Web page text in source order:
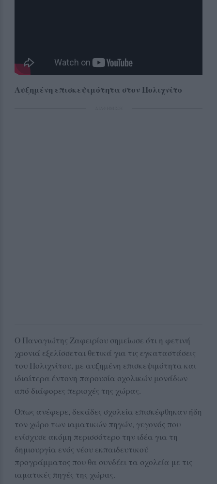
Αυξημένη επισκεψιμότητα στον Πολιχνίτο
Ο Παναγιώτης Ζαφειρίου σημείωσε ότι η φετινή
χρονιά εξελίσσεται θετικά για τις εγκαταστάσεις
του Πολιχνίτου, με αυξημένη επισκεψιμότητα και
ιδιαίτερα έντονη παρουσία σχολικών μονάδων
από διάφορες περιοχές της χώρας.
Όπως ανέφερε, δεκάδες σχολεία επισκέφθηκαν ήδη
τον χώρο των ιαματικών πηγών, γεγονός που
ενίσχυσε ακόμη περισσότερο την ιδέα για τη
δημιουργία ενός νέου εκπαιδευτικού
προγράμματος που θα συνδέει τα σχολεία με τις
ιαματικές πηγές της χώρας.